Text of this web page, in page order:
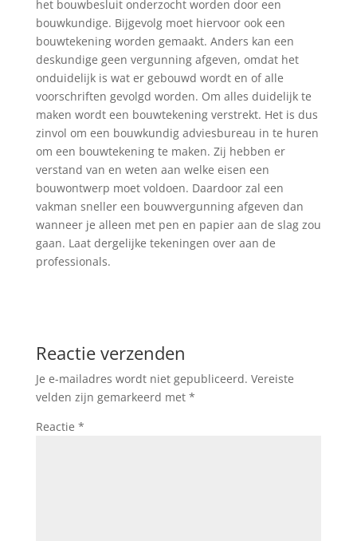
het bouwbesluit onderzocht worden door een
bouwkundige. Bijgevolg moet hiervoor ook een
bouwtekening worden gemaakt. Anders kan een
deskundige geen vergunning afgeven, omdat het
onduidelijk is wat er gebouwd wordt en of alle
voorschriften gevolgd worden. Om alles duidelijk te
maken wordt een bouwtekening verstrekt. Het is dus
zinvol om een bouwkundig adviesbureau in te huren
om een bouwtekening te maken. Zij hebben er
verstand van en weten aan welke eisen een
bouwontwerp moet voldoen. Daardoor zal een
vakman sneller een bouwvergunning afgeven dan
wanneer je alleen met pen en papier aan de slag zou
gaan. Laat dergelijke tekeningen over aan de
professionals.
Reactie verzenden
Je e-mailadres wordt niet gepubliceerd. Vereiste
velden zijn gemarkeerd met *
Reactie *